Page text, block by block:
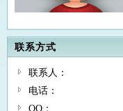
联系方式
联系人：
电话：
QQ：